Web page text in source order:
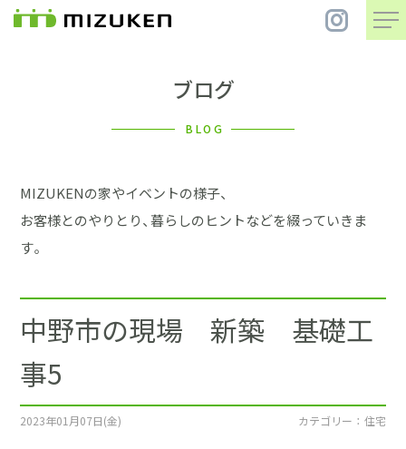
住 宅
まちづくり
会社案内
採用情報
ブログ
BLOG
MIZUKENの家やイベントの様子、
お客様とのやりとり、暮らしのヒントなどを綴っていきま
す。
中野市の現場 新築 基礎工
事5
2023年01月07日(金) カテゴリー ： 住宅